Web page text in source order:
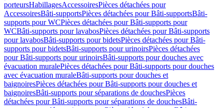
porteursHabillagesAccessoiresPièces détachées pour
AccessoiresBâti-supportsPièces détachées pour Bâti-supportsBâti-
supports pour WCPièces détachées pour Bâti-supports pour
WCBâti-supports pour lavabosPièces détachées pour Bâti-supports
pour lavabosBâti-supports pour bidetsPièces détachées pour Bâti-
supports pour bidetsBâti-supports pour urinoirsPièces détachées
pour Bâti-supports pour urinoirsBâti-supports pour douches avec
évacuation muralePièces détachées pour Bâti-supports pour douches
avec évacuation muraleBâti-supports pour douches et
baignoiresPièces détachées pour Bâti-supports pour douches et
baignoiresBâti-supports pour séparations de douchesPièces
détachées pour Bâti-supports pour séparations de douchesBâti-